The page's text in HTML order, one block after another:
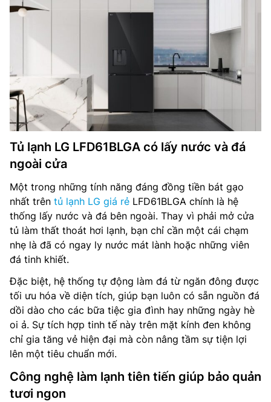
Tủ lạnh LG LFD61BLGA có lấy nước và đá
ngoài cửa
Một trong những tính năng đáng đồng tiền bát gạo
nhất trên tủ lạnh LG giá rẻ LFD61BLGA chính là hệ
thống lấy nước và đá bên ngoài. Thay vì phải mở cửa
tủ làm thất thoát hơi lạnh, bạn chỉ cần một cái chạm
nhẹ là đã có ngay ly nước mát lành hoặc những viên
đá tinh khiết.
Đặc biệt, hệ thống tự động làm đá từ ngăn đông được
tối ưu hóa về diện tích, giúp bạn luôn có sẵn nguồn đá
dồi dào cho các bữa tiệc gia đình hay những ngày hè
oi ả. Sự tích hợp tinh tế này trên mặt kính đen không
chỉ gia tăng vẻ hiện đại mà còn nâng tầm sự tiện lợi
lên một tiêu chuẩn mới.
Công nghệ làm lạnh tiên tiến giúp bảo quản
tươi ngon